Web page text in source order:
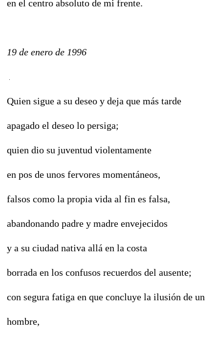
en el centro absoluto de mi frente.
19 de enero de 1996
Quien sigue a su deseo y deja que más tarde
apagado el deseo lo persiga;
quien dio su juventud violentamente
en pos de unos fervores momentáneos,
falsos como la propia vida al fin es falsa,
abandonando padre y madre envejecidos
y a su ciudad nativa allá en la costa
borrada en los confusos recuerdos del ausente;
con segura fatiga en que concluye la ilusión de un
hombre,